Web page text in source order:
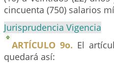
cincuenta (750) salarios
Jurisprudencia Vigencia
ARTÍCULO 9o. El
quedará así: